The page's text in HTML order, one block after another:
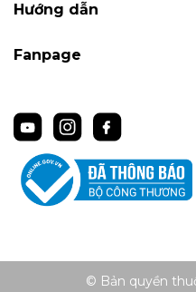
Hướng dẫn
Fanpage
© Bản quyền